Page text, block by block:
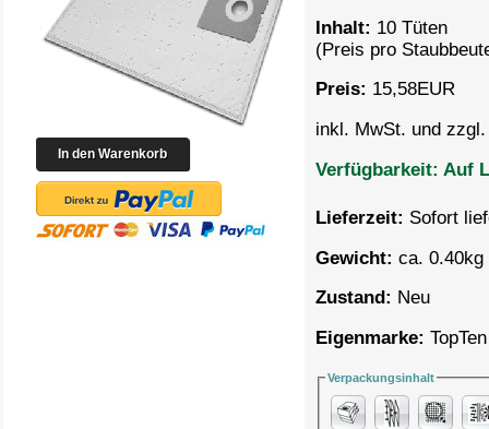
Inhalt: 10 Tüten
(Preis pro
Preis: 15,58EUR
inkl. MwSt. und
Verfügbarkeit: Auf
Lieferzeit: Sofort
Gewicht: ca. 0.40kg
Zustand: Neu
Eigenmarke: TopTen
Verpackungsinhalt